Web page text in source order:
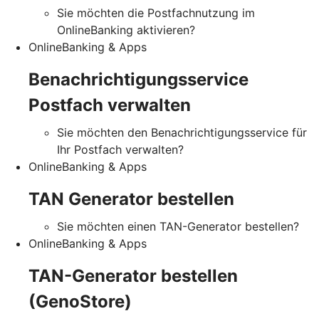
Sie möchten die Postfachnutzung im
OnlineBanking aktivieren?
OnlineBanking & Apps
Benachrichtigungsservice
Postfach verwalten
Sie möchten den Benachrichtigungsservice für
Ihr Postfach verwalten?
OnlineBanking & Apps
TAN Generator bestellen
Sie möchten einen TAN-Generator bestellen?
OnlineBanking & Apps
TAN-Generator bestellen
(GenoStore)